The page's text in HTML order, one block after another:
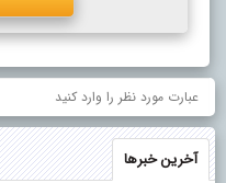
آخرین خبرها